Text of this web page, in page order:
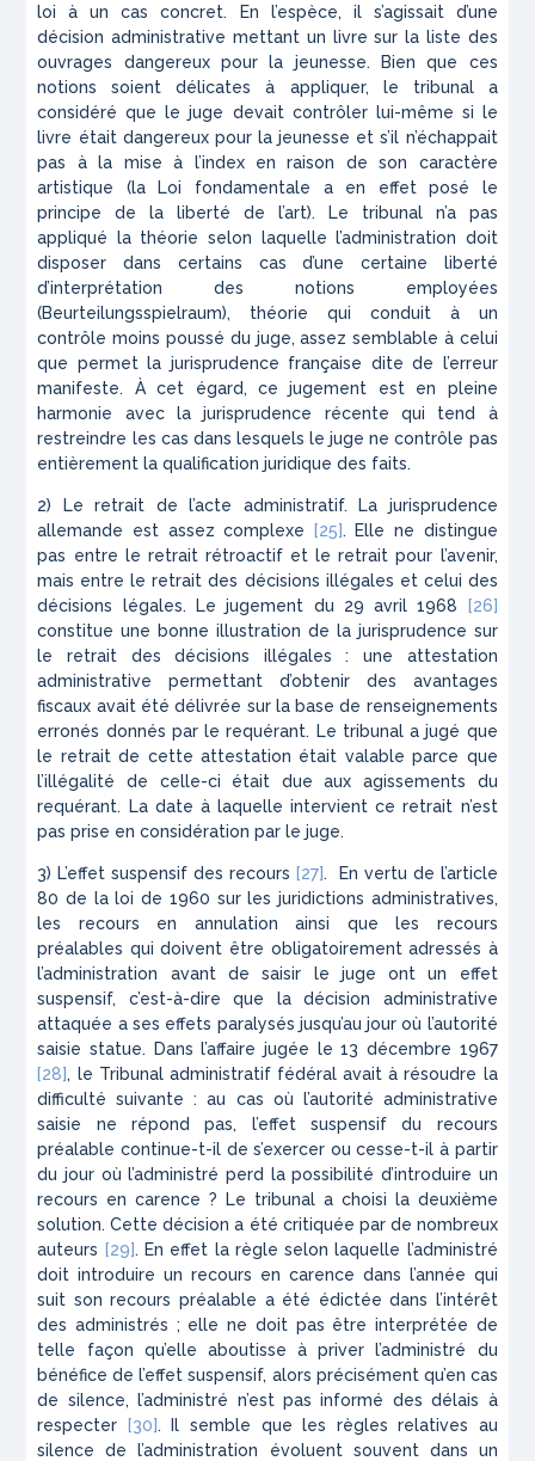
loi à un cas concret. En l’espèce, il s’agissait d’une
décision administrative mettant un livre sur la liste des
ouvrages dangereux pour la jeunesse. Bien que ces
notions soient délicates à appliquer, le tribunal a
considéré que le juge devait contrôler lui-même si le
livre était dangereux pour la jeunesse et s’il n’échappait
pas à la mise à l’index en raison de son caractère
artistique (la Loi fondamentale a en effet posé le
principe de la liberté de l’art). Le tribunal n’a pas
appliqué la théorie selon laquelle l’administration doit
disposer dans certains cas d’une certaine liberté
d’interprétation des notions employées
(Beurteilungsspielraum), théorie qui conduit à un
contrôle moins poussé du juge, assez semblable à celui
que permet la jurisprudence française dite de l’erreur
manifeste. À cet égard, ce jugement est en pleine
harmonie avec la jurisprudence récente qui tend à
restreindre les cas dans lesquels le juge ne contrôle pas
entièrement la qualification juridique des faits.
2) Le retrait de l’acte administratif. La jurisprudence
allemande est assez complexe
[25]. Elle ne distingue
pas entre le retrait rétroactif et le retrait pour l’avenir,
mais entre le retrait des décisions illégales et celui des
décisions légales. Le jugement du 29 avril 1968
[26]
constitue une bonne illustration de la jurisprudence sur
le retrait des décisions illégales : une attestation
administrative permettant d’obtenir des avantages
fiscaux avait été délivrée sur la base de renseignements
erronés donnés par le requérant. Le tribunal a jugé que
le retrait de cette attestation était valable parce que
l’illégalité de celle-ci était due aux agissements du
requérant. La date à laquelle intervient ce retrait n’est
pas prise en considération par le juge.
3) L’effet suspensif des recours [27]. En vertu de l’article
80 de la loi de 1960 sur les juridictions administratives,
les recours en annulation ainsi que les recours
préalables qui doivent être obligatoirement adressés à
l’administration avant de saisir le juge ont un effet
suspensif, c’est-à-dire que la décision administrative
attaquée a ses effets paralysés jusqu’au jour où l’autorité
saisie statue. Dans l’affaire jugée le 13 décembre 1967
[28], le Tribunal administratif fédéral avait à résoudre la
difficulté suivante : au cas où l’autorité administrative
saisie ne répond pas, l’effet suspensif du recours
préalable continue-t-il de s’exercer ou cesse-t-il à partir
du jour où l’administré perd la possibilité d’introduire un
recours en carence ? Le tribunal a choisi la deuxième
solution. Cette décision a été critiquée par de nombreux
auteurs [29]. En effet la règle selon laquelle l’administré
doit introduire un recours en carence dans l’année qui
suit son recours préalable a été édictée dans l’intérêt
des administrés ; elle ne doit pas être interprétée de
telle façon qu’elle aboutisse à priver l’administré du
bénéfice de l’effet suspensif, alors précisément qu’en cas
de silence, l’administré n’est pas informé des délais à
respecter
[30]. Il semble que les règles relatives au
silence de l’administration évoluent souvent dans un